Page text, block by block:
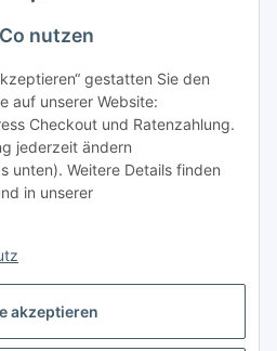
nutzen
gestatten Sie den
auf unserer Website:
Checkout und Ratenzahlung.
jederzeit ändern
unten). Weitere Details finden
in unserer
akzeptieren